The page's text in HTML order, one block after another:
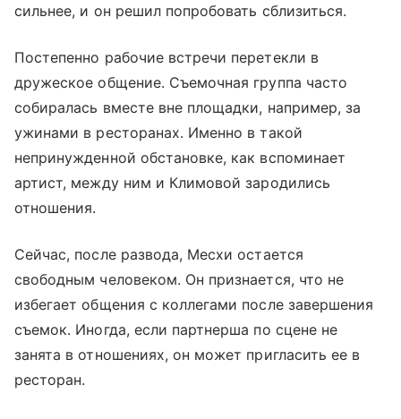
сильнее, и он решил попробовать сблизиться.
Постепенно рабочие встречи перетекли в
дружеское общение. Съемочная группа часто
собиралась вместе вне площадки, например, за
ужинами в ресторанах. Именно в такой
непринужденной обстановке, как вспоминает
артист, между ним и Климовой зародились
отношения.
Сейчас, после развода, Месхи остается
свободным человеком. Он признается, что не
избегает общения с коллегами после завершения
съемок. Иногда, если партнерша по сцене не
занята в отношениях, он может пригласить ее в
ресторан.